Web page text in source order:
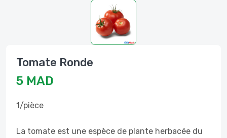
Tomate Ronde
5 MAD
1/pièce
La tomate est une espèce de plante herbacée du